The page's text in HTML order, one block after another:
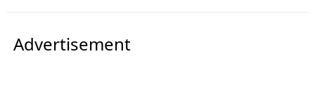
Advertisement